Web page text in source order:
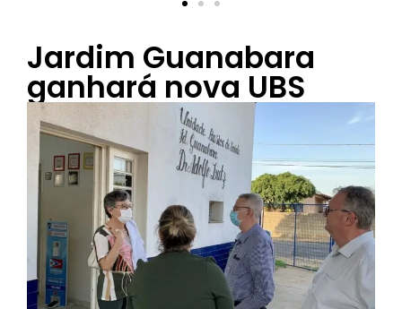
Jardim Guanabara
ganhará nova UBS